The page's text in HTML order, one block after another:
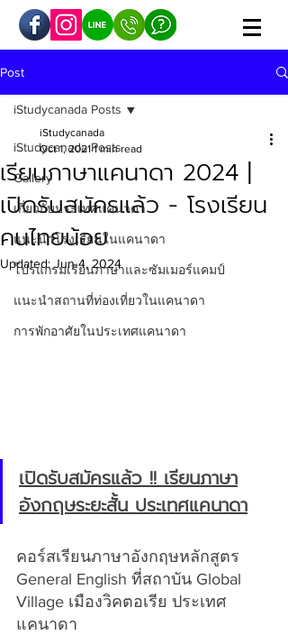
Post
iStudycanada Posts
Gallery
เกี่ยวกับประเทศแคนาดา
แนะนำโรงเรียนในแคนาดา
โปรแกรมเรียนภาษาและซัมเมอร์แคมป์
แนะนำสถานที่ท่องเที่ยวในแคนาดา
การพักอาศัยในประเทศแคนาดา
iStudycanada Posts
เรียนภาษาแคนาดา 2024 |
เปิดรับสมัครแล้ว - โรงเรียน
คนไทยน้อย
iStudycanada
Oct 1, 2021 1 min read
Updated: Jun 4, 2024
เปิดรับสมัครแล้ว !! เรียนภาษา
อังกฤษระยะสั้น ประเทศแคนาดา
คอร์สเรียนภาษาอังกฤษหลักสูตร
General English ที่สถาบัน Global
Village เมืองวิคตอเรีย ประเทศ
แคนาดา